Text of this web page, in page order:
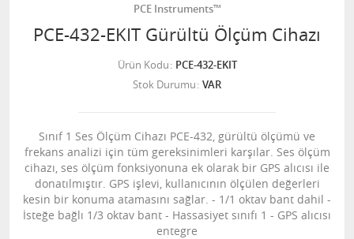
PCE Instruments™
PCE-432-EKIT Gürültü Ölçüm Cihazı
Ürün Kodu PCE-432-EKIT
Stok Durumu VAR
Sınıf 1 Ses Ölçüm Cihazı PCE-432, gürültü ölçümü ve
frekans analizi için tüm gereksinimleri karşılar. Ses ölçüm
cihazı, ses ölçüm fonksiyonuna ek olarak bir GPS alıcısı ile
donatılmıştır. GPS işlevi, kullanıcının ölçülen değerleri
kesin bir konuma atamasını sağlar. - 1/1 oktav bant dahil -
İsteğe bağlı 1/3 oktav bant - Hassasiyet sınıfı 1 - GPS alıcısı
entegre